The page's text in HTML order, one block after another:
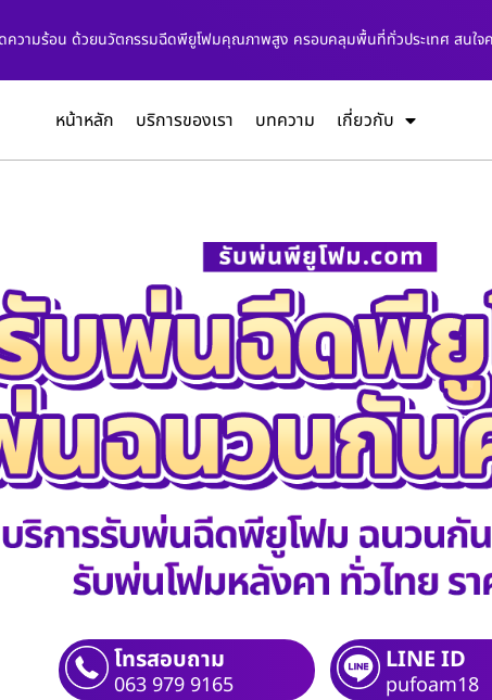
ความร้อน ด้วยนวัตกรรมฉีดพียูโฟมคุณภาพสูง ครอบคลุมพื้นที่ทั่วประเทศ สนใ
หน้าหลัก บริการของเรา บทความ เกี่ยวกับ
โทรสอบถาม
063 979 9165
LINE ID
pufoam18